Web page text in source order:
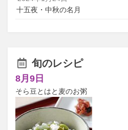
十五夜・中秋の名月
旬のレシピ
8月9日
そら豆とはと麦のお粥